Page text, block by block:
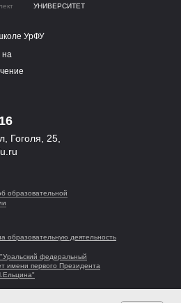
УНИВЕРСИТЕТ
на
образовательную деятельность
федеральный
имени первого Президента
образовательной
Гоголя, 25,
УрФУ